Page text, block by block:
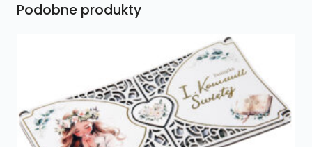
Podobne produkty